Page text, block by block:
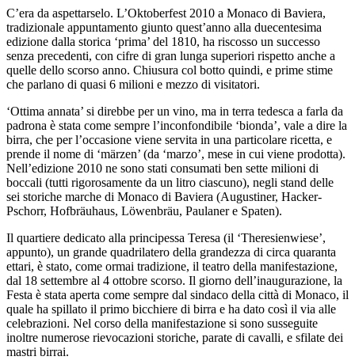
C’era da aspettarselo. L’Oktoberfest 2010 a Monaco di Baviera,
tradizionale appuntamento giunto quest’anno alla duecentesima
edizione dalla storica ‘prima’ del 1810, ha riscosso un successo
senza precedenti, con cifre di gran lunga superiori rispetto anche a
quelle dello scorso anno. Chiusura col botto quindi, e prime stime
che parlano di quasi 6 milioni e mezzo di visitatori.
‘Ottima annata’ si direbbe per un vino, ma in terra tedesca a farla da
padrona è stata come sempre l’inconfondibile ‘bionda’, vale a dire la
birra, che per l’occasione viene servita in una particolare ricetta, e
prende il nome di ‘märzen’ (da ‘marzo’, mese in cui viene prodotta).
Nell’edizione 2010 ne sono stati consumati ben sette milioni di
boccali (tutti rigorosamente da un litro ciascuno), negli stand delle
sei storiche marche di Monaco di Baviera (Augustiner, Hacker-
Pschorr, Hofbräuhaus, Löwenbräu, Paulaner e Spaten).
Il quartiere dedicato alla principessa Teresa (il ‘Theresienwiese’,
appunto), un grande quadrilatero della grandezza di circa quaranta
ettari, è stato, come ormai tradizione, il teatro della manifestazione,
dal 18 settembre al 4 ottobre scorso. Il giorno dell’inaugurazione, la
Festa è stata aperta come sempre dal sindaco della città di Monaco, il
quale ha spillato il primo bicchiere di birra e ha dato così il via alle
celebrazioni. Nel corso della manifestazione si sono susseguite
inoltre numerose rievocazioni storiche, parate di cavalli, e sfilate dei
mastri birrai.